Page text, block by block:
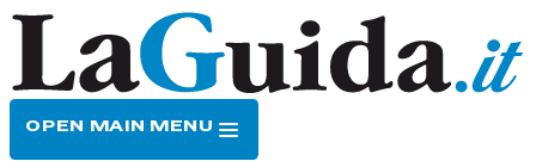
OPEN MAIN MENU